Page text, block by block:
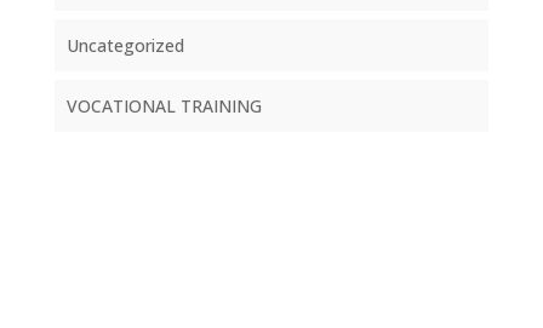
Uncategorized
VOCATIONAL TRAINING